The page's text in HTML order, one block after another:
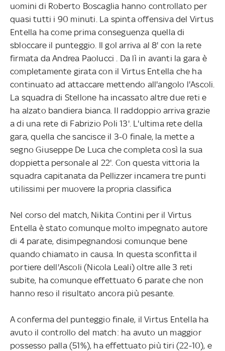
uomini di Roberto Boscaglia hanno controllato per
quasi tutti i 90 minuti. La spinta offensiva del Virtus
Entella ha come prima conseguenza quella di
sbloccare il punteggio. Il gol arriva al 8' con la rete
firmata da Andrea Paolucci . Da lì in avanti la gara è
completamente girata con il Virtus Entella che ha
continuato ad attaccare mettendo all'angolo l'Ascoli.
La squadra di Stellone ha incassato altre due reti e
ha alzato bandiera bianca. Il raddoppio arriva grazie
a di una rete di Fabrizio Poli 13'. L'ultima rete della
gara, quella che sancisce il 3-0 finale, la mette a
segno Giuseppe De Luca che completa così la sua
doppietta personale al 22'. Con questa vittoria la
squadra capitanata da Pellizzer incamera tre punti
utilissimi per muovere la propria classifica
Nel corso del match, Nikita Contini per il Virtus
Entella è stato comunque molto impegnato autore
di 4 parate, disimpegnandosi comunque bene
quando chiamato in causa. In questa sconfitta il
portiere dell'Ascoli (Nicola Leali) oltre alle 3 reti
subite, ha comunque effettuato 6 parate che non
hanno reso il risultato ancora più pesante.
A conferma del punteggio finale, il Virtus Entella ha
avuto il controllo del match: ha avuto un maggior
possesso palla (51%), ha effettuato più tiri (22-10), e